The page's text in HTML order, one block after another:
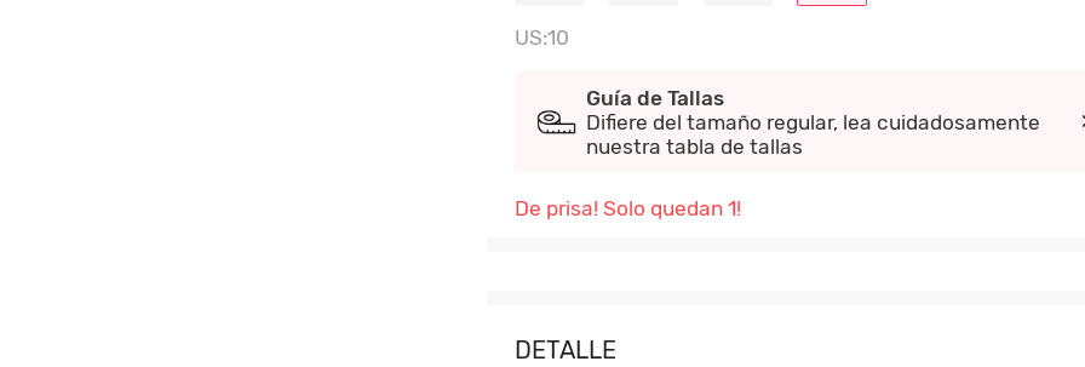
US:10
Guía de Tallas
Difiere del tamaño regular, lea cuidadosamente
nuestra tabla de tallas
De prisa! Solo quedan 1!
DETALLE